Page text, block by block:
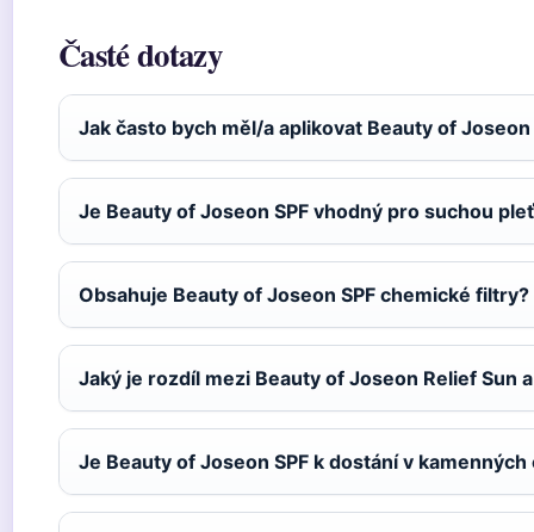
Časté dotazy
Jak často bych měl/a aplikovat Beauty of Joseon
Je Beauty of Joseon SPF vhodný pro suchou
Obsahuje Beauty of Joseon SPF chemické filtry?
Jaký je rozdíl mezi Beauty of Joseon Relief Sun a
Je Beauty of Joseon SPF k dostání v